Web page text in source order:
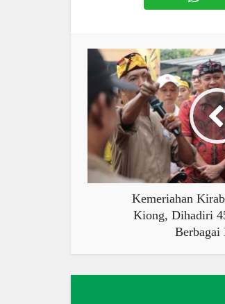
Kemeriahan
Kiong, Dihadiri
Berbagai